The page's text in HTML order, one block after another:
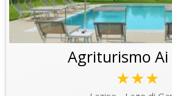
Agriturismo Ai
★★★